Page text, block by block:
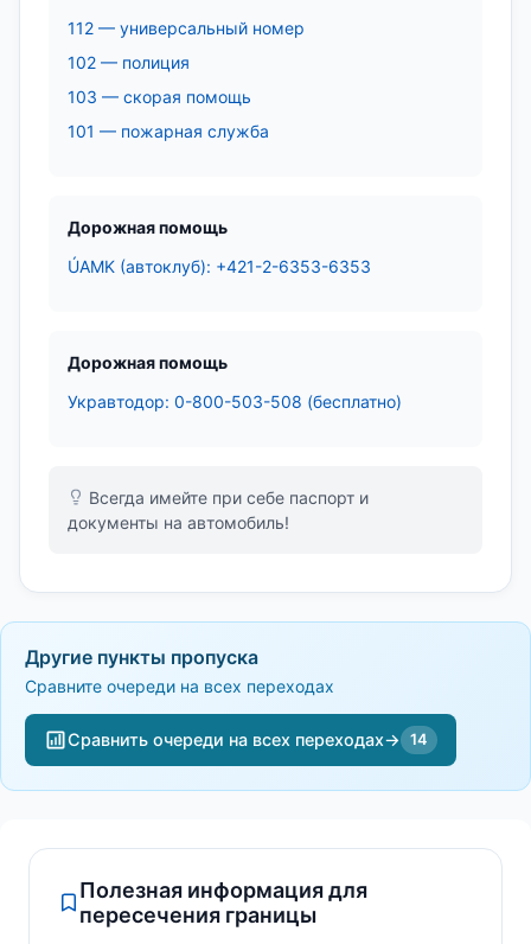
112 — универсальный номер
102 — полиция
103 — скорая помощь
101 — пожарная служба
Дорожная помощь
ÚAMK (автоклуб): +421-2-6353-6353
Дорожная помощь
Укравтодор: 0-800-503-508 (бесплатно)
Всегда имейте при себе паспорт и
документы на автомобиль!
Другие пункты пропуска
Сравните очереди на всех переходах
Сравнить очереди на всех переходах→ 14
Полезная информация для
пересечения границы